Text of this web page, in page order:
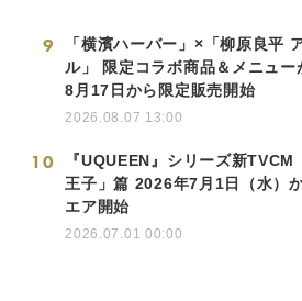
9
「横濱ハーバー」×「柳原良平
ル」 限定コラボ商品＆メニュ
8月17日から限定販売開始
2026.08.07 13:00
10
『UQUEEN』シリーズ新TVCM
王子」篇 2026年7月1日（水）
エア開始
2026.07.01 00:00